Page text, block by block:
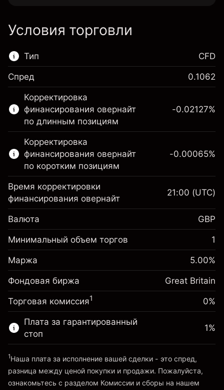
Условия торговли
Тип
Этот финансовый рынок доступен для
торговли CFD.
Подробнее о:
CFD
CFD
Спред 0.1062
Корректировка
финансирования овернайт
по длинным позициям
Маржа. Ваши
инвестиции
£1,000.00
Корректировка за
овернайт
Сборы рассчитываются от
полной стоимости позиции
%
(-£4.25)
Размер сделки с левереджем
Перейти на платформу
-0.02127%
Корректировка
финансирования овернайт
по коротким позициям
Маржа. Ваши
инвестиции
£1,000.00
Корректировка за
овернайт
Сборы рассчитываются от
полной стоимости позиции
-0.000647
%
Размер сделки с левереджем
Перейти на платформу
-0.00065%
Время корректировки
финансирования овернайт
21:00 (UTC)
Валюта GBP
Минимальный объем торгов 1
Маржа 5.00%
Фондовая биржа Great Britain
Торговая комиссия1 0%
Плата за гарантированный
стоп
1%
1Наша плата за исполнение вашей сделки - это спред,
разница между ценой покупки и продажи. Пожалуйста,
ознакомьтесь с разделом Комиссии и сборы на нашем